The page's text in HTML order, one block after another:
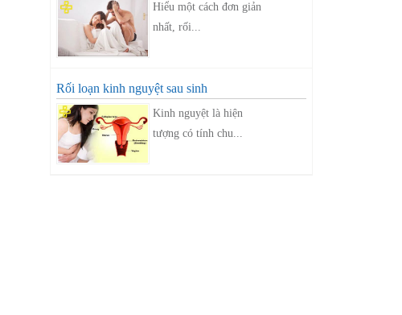
Hiểu một cách đơn giản
nhất, rối...
Rối loạn kinh nguyệt sau sinh
Kinh nguyệt là hiện
tượng có tính chu...